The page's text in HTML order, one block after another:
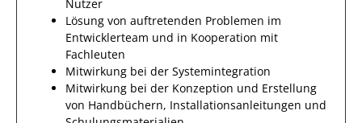
Nutzer
Lösung von auftretenden Problemen im
Entwicklerteam und in Kooperation mit
Fachleuten
Mitwirkung bei der Systemintegration
Mitwirkung bei der Konzeption und Erstellung
von Handbüchern, Installationsanleitungen und